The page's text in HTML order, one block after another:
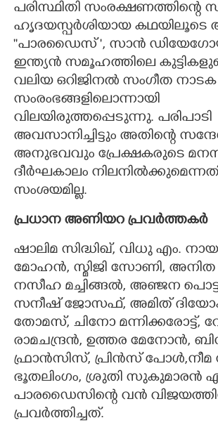
പരിസ്ഥിതി സംരക്ഷണത്തിന്റെ
ഹൃദയസ്പർശിയായ കഥയിലൂടെ
''പാരഡൈസ് ", സാൻ
ഇന്ത്യൻ സമൂഹത്തിലെ
വലിയ ഒറിജിനൽ സംഗീത നാടക
സംരംഭങ്ങളിലൊന്നായി
വിലയിരുത്തപ്പെടുന്നു. പരിപാടി
അവസാനിച്ചിട്ടും അതിന്റെ
അനുഭവവും പ്രേക്ഷകരുടെ
ദീർഘകാലം
സംശയമില്ല.
പ്രധാന അണിയറ പ്രവർത്തകർ
ഷാലിമ സിദ്ധിഖ്, വിധു എം.
മോഹൻ, സ്മിജി സോണി, അനിത
നസീഹ മച്ചിങ്ങൽ, അഞ്ജന
സനീഷ് ജോസഫ്, അമിത്
തോമസ്, ചിനോ മന്നിക്കരോട്ട്,
രാമചന്ദ്രൻ, ഉത്തര മേനോൻ,
ഫ്രാൻസിസ്, പ്രിൻസ് പോൾ,നീമ
ഭൂതലിംഗം, ശ്രുതി സുകുമാരൻ
പാരഡൈസിന്റെ വൻ
പ്രവർത്തിച്ചത്.